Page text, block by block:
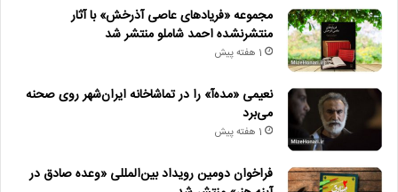
مجموعه «فریادهای عاصی آذرخش» با آثار
منتشرنشده احمد شاملو منتشر شد
1 هفته پیش
نعیمی «مده‌آ» را در تماشاخانه ایران‌شهر روی صحنه
می‌برد
1 هفته پیش
فراخوان دومین رویداد بین‌المللی «وعده صادق در